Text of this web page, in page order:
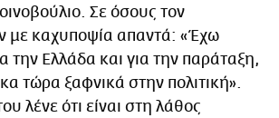
Σε όσους τον
με καχυποψία απαντά: «Έχω
την Ελλάδα και για την παράταξη,
τώρα ξαφνικά στην πολιτική».
λένε ότι είναι στη λάθος